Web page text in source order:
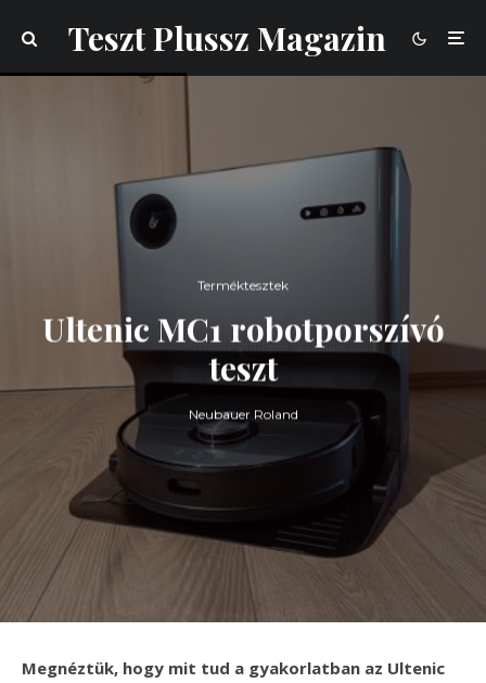
Teszt Plussz Magazin
Terméktesztek
Ultenic MC1 robotporszívó
teszt
Neubauer Roland
Megnéztük, hogy mit tud a gyakorlatban az Ultenic